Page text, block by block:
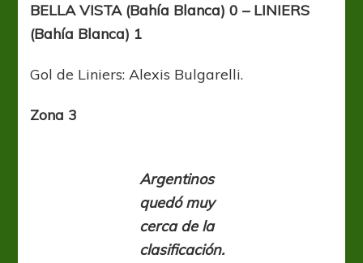
BELLA VISTA (Bahía Blanca) 0 – LINIERS
(Bahía Blanca) 1
Gol de Liniers: Alexis Bulgarelli.
Zona 3
Argentinos
quedó muy
cerca de la
clasificación.